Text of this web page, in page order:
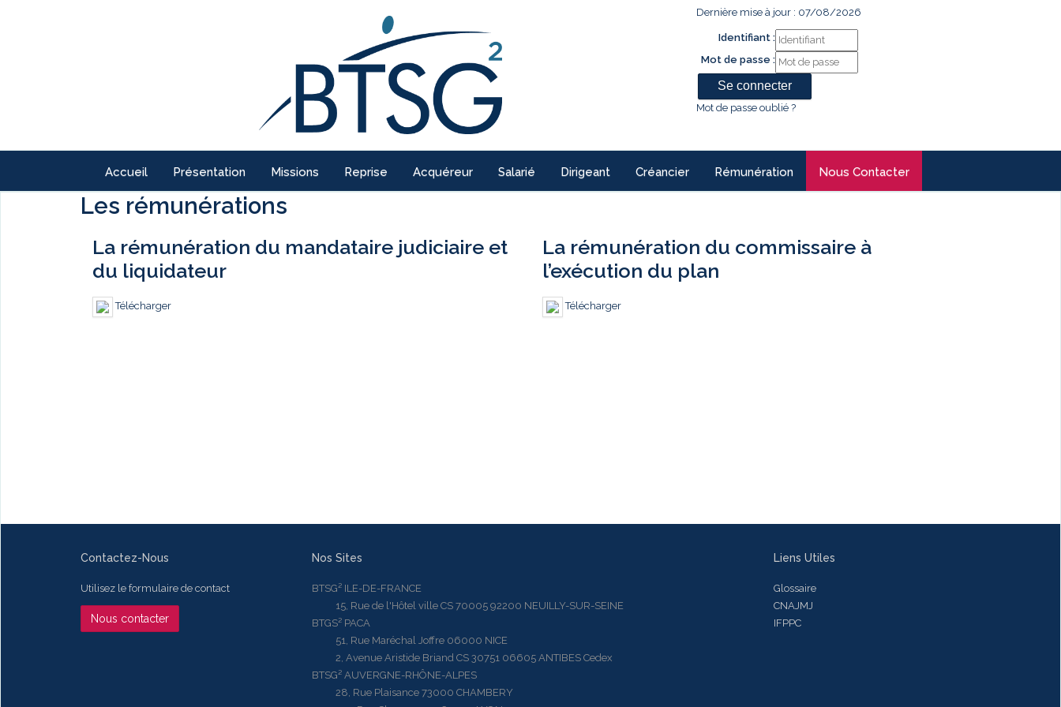
Dernière mise à jour : 07/08/2026
Identifiant :
Mot de passe :
Mot de passe oublié ?
Accueil Présentation Missions Reprise Acquéreur Salarié Dirigeant Créancier Rémunération Nous Contacter
Les rémunérations
La rémunération du mandataire judiciaire et
du liquidateur
Télécharger
La rémunération du commissaire à
l’exécution du plan
Télécharger
Contactez-Nous
Utilisez le formulaire de contact
Nous contacter
Nos Sites
BTSG² ILE-DE-FRANCE
15, Rue de l'Hôtel ville CS 70005 92200 NEUILLY-SUR-SEINE
BTGS² PACA
51, Rue Maréchal Joffre 06000 NICE
2, Avenue Aristide Briand CS 30751 06605 ANTIBES Cedex
BTSG² AUVERGNE-RHÔNE-ALPES
28, Rue Plaisance 73000 CHAMBERY
Liens Utiles
Glossaire
CNAJMJ
IFPPC